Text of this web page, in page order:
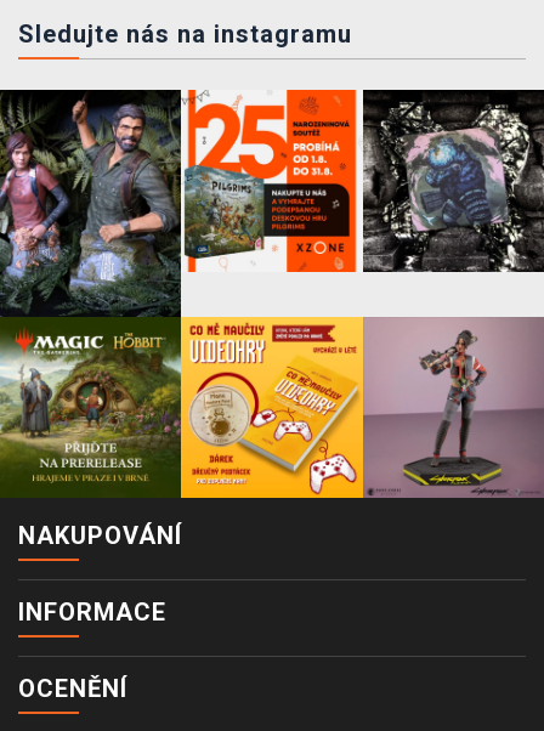
Sledujte nás na instagramu
NAKUPOVÁNÍ
INFORMACE
OCENĚNÍ